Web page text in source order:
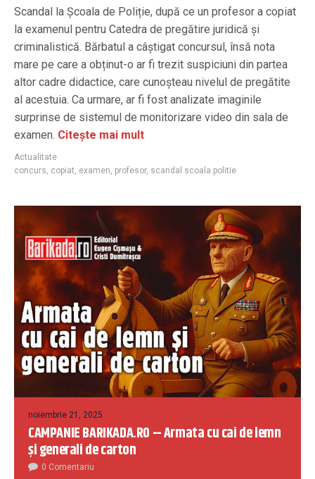
Scandal la Școala de Poliție, după ce un profesor a copiat
la examenul pentru Catedra de pregătire juridică și
criminalistică. Bărbatul a câștigat concursul, însă nota
mare pe care a obținut-o ar fi trezit suspiciuni din partea
altor cadre didactice, care cunoșteau nivelul de pregătite
al acestuia. Ca urmare, ar fi fost analizate imaginile
surprinse de sistemul de monitorizare video din sala de
examen. Citește mai mult
Actualitate
concurs, copiat, examen, profesor, scandal scoala politie
noiembrie 21, 2025
CAMPANIE BARIKADA.RO – Armata cu cai de lemn
și generali de carton
0 Comentariu